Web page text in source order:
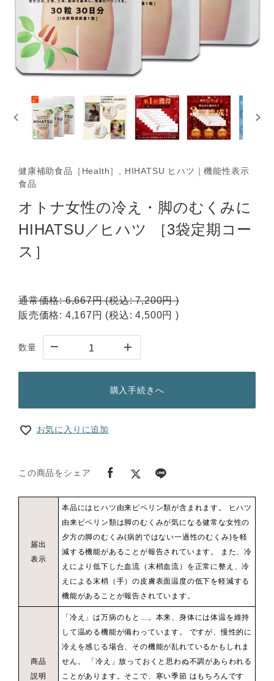
健康補助食品［Health］, HIHATSU ヒハツ｜機能性表示
食品
オトナ女性の冷え・脚のむくみに
HIHATSU／ヒハツ ［3袋定期コー
ス］
通常価格:6,667円(税込:7,200円)
販売価格: 4,167円 (税込:4,500円 )
数量
購入手続きへ
お気に入りに追加
この商品をシェア
届出
表示
本品にはヒハツ由来ピペリン類が含まれます。 ヒハツ
由来ピペリン類は脚のむくみが気になる健常な女性の
夕方の脚のむくみ(病的ではない一過性のむくみ)を軽
減する機能があることが報告されています。 また、冷
えにより低下した血流（末梢血流）を正常に整え、冷
えによる末梢（手）の皮膚表面温度の低下を軽減する
機能があることが報告されています。
商品
説明
「冷え」は万病のもと…。本来、身体には体温を維持
して温める機能が備わっています。 ですが、慢性的に
冷えを感じる場合、その機能が乱れているかもしれま
せん。 「冷え」放っておくと思わぬ不調があらわれる
ことがあります。そこで、寒い季節 はもちろんです